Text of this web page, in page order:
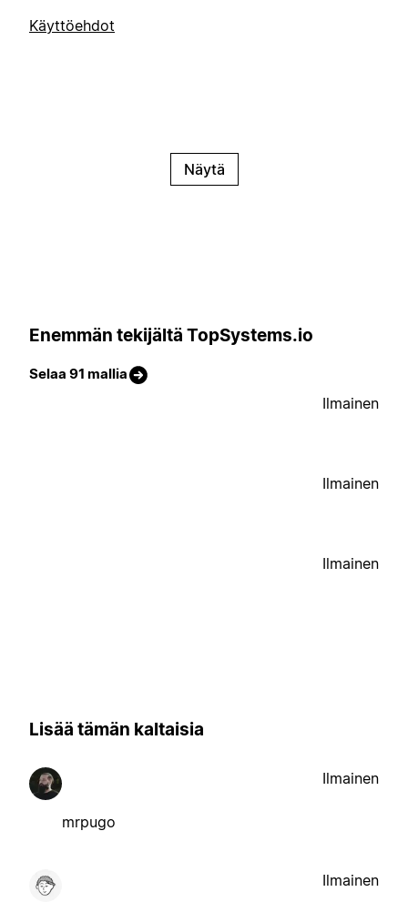
Käyttöehdot
Näytä
Enemmän tekijältä TopSystems.io
Selaa 91 mallia
Ilmainen
Ilmainen
Ilmainen
Lisää tämän kaltaisia
mrpugo
Ilmainen
Ilmainen